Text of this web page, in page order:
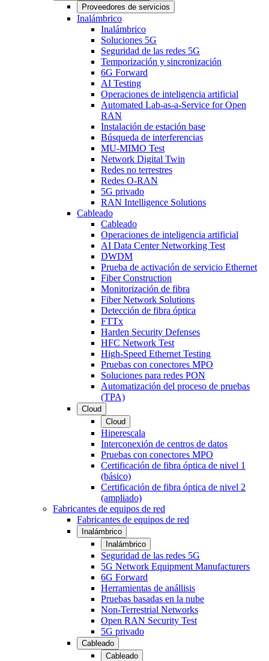
Proveedores de servicios
Inalámbrico
Inalámbrico
Soluciones 5G
Seguridad de las redes 5G
Temporización y sincronización
6G Forward
AI Testing
Operaciones de inteligencia artificial
Automated Lab-as-a-Service for Open
RAN
Instalación de estación base
Búsqueda de interferencias
MU-MIMO Test
Network Digital Twin
Redes no terrestres
Redes O-RAN
5G privado
RAN Intelligence Solutions
Cableado
Cableado
Operaciones de inteligencia artificial
AI Data Center Networking Test
DWDM
Prueba de activación de servicio Ethernet
Fiber Construction
Monitorización de fibra
Fiber Network Solutions
Detección de fibra óptica
FTTx
Harden Security Defenses
HFC Network Test
High-Speed Ethernet Testing
Pruebas con conectores MPO
Soluciones para redes PON
Automatización del proceso de pruebas
(TPA)
Cloud
Cloud
Hiperescala
Interconexión de centros de datos
Pruebas con conectores MPO
Certificación de fibra óptica de nivel 1
(básico)
Certificación de fibra óptica de nivel 2
(ampliado)
Fabricantes de equipos de red
Fabricantes de equipos de red
Inalámbrico
Inalámbrico
Seguridad de las redes 5G
5G Network Equipment Manufacturers
6G Forward
Herramientas de anállisis
Pruebas basadas en la nube
Non-Terrestrial Networks
Open RAN Security Test
5G privado
Cableado
Cableado